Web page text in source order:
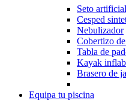
Seto artificial
Cesped
Nebulizador
Cobertizo
Tabla de
Kayak
Brasero de
Equipa tu piscina